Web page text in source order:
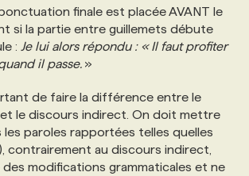
finale est placée AVANT le
si la partie entre guillemets débute
: Je lui alors répondu : « Il faut profiter
il passe. »
de faire la différence entre le
le discours indirect. On doit mettre
paroles rapportées telles quelles
contrairement au discours indirect,
des modifications grammaticales et ne